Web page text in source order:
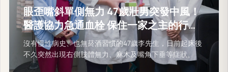
眼歪嘴斜單側無力 47歲壯男突發中風！
醫護協力急通血栓 保住一家之主的行動
能力
沒有慢性病史、也無菸酒習慣的47歲李先生，日前起床後
不久突然出現右側肢體無力、麻木及嘴角下垂等症狀。